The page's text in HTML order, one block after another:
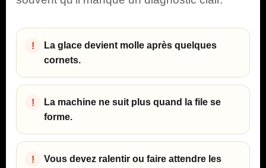
La glace devient molle après quelques
cornets.
La machine ne suit plus quand la file se
forme.
Vous devez ralentir ou faire attendre les